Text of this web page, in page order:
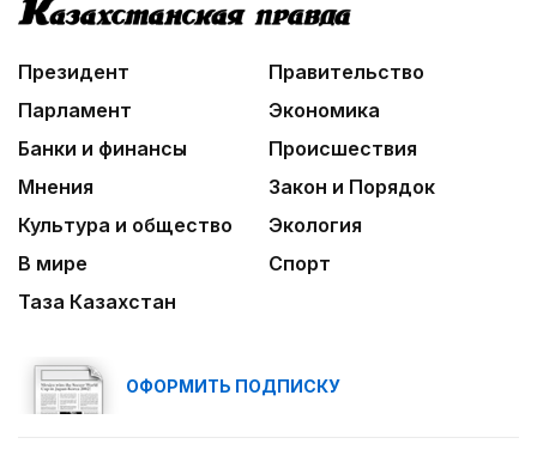
Президент
Правительство
Парламент
Экономика
Банки и финансы
Происшествия
Мнения
Закон и Порядок
Культура и общество
Экология
В мире
Спорт
Таза Казахстан
ОФОРМИТЬ ПОДПИСКУ